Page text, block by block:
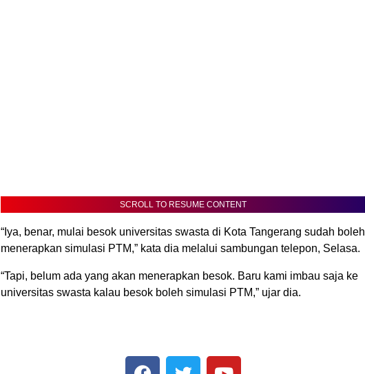
SCROLL TO RESUME CONTENT
“Iya, benar, mulai besok universitas swasta di Kota Tangerang sudah boleh
menerapkan simulasi PTM,” kata dia melalui sambungan telepon, Selasa.
“Tapi, belum ada yang akan menerapkan besok. Baru kami imbau saja ke
universitas swasta kalau besok boleh simulasi PTM,” ujar dia.